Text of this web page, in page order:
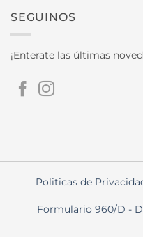
SEGUINOS
¡Enterate las últimas
Politicas de
Formulario 960/D -